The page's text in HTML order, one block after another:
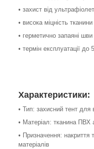
• захист від
• висока міцність
• герметично запаяні шви
• термін експлуатації до
Характеристики:
• Тип: захисний тент для
• Матеріал: тканина ПВХ
• Призначення: накриття
матеріалів